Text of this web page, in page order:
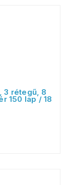
3 rétegű, 8
150 lap / 18